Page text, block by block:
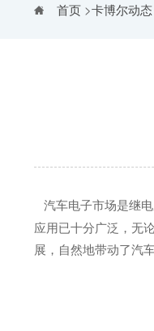
首页>卡博尔动态
汽车电子市场是继
应用已十分广泛，无
展，自然地带动了汽